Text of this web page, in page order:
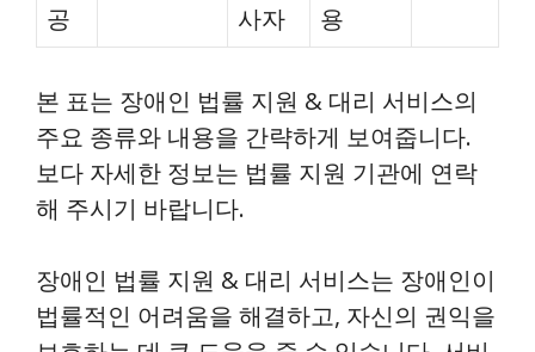
공
사자
용
본 표는 장애인 법률 지원 & 대리 서비스의
주요 종류와 내용을 간략하게 보여줍니다.
보다 자세한 정보는 법률 지원 기관에 연락
해 주시기 바랍니다.
장애인 법률 지원 & 대리 서비스는 장애인이
법률적인 어려움을 해결하고, 자신의 권익을